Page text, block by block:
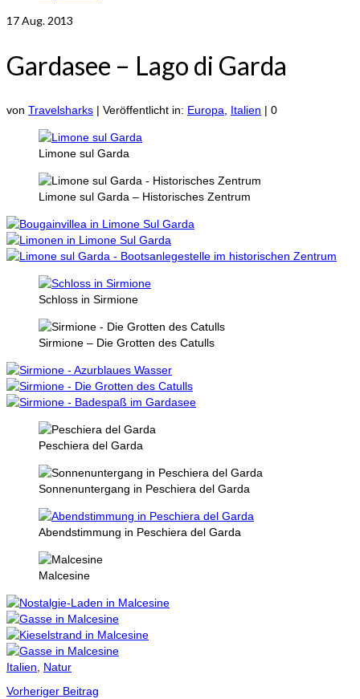
17Aug. 2013
Gardasee – Lago di Garda
von Travelsharks | Veröffentlicht in: Europa Italien | 0
Limone sul Garda
Limone sul Garda – Historisches Zentrum
Schloss in Sirmione
Sirmione – Die Grotten des Catulls
Peschiera del Garda
Sonnenuntergang in Peschiera del Garda
Abendstimmung in Peschiera del Garda
Malcesine
Italien
Natur
Vorheriger Beitrag